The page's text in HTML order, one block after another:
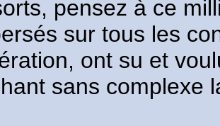
pensez à ce
sur tous les
ont su et
sans complexe